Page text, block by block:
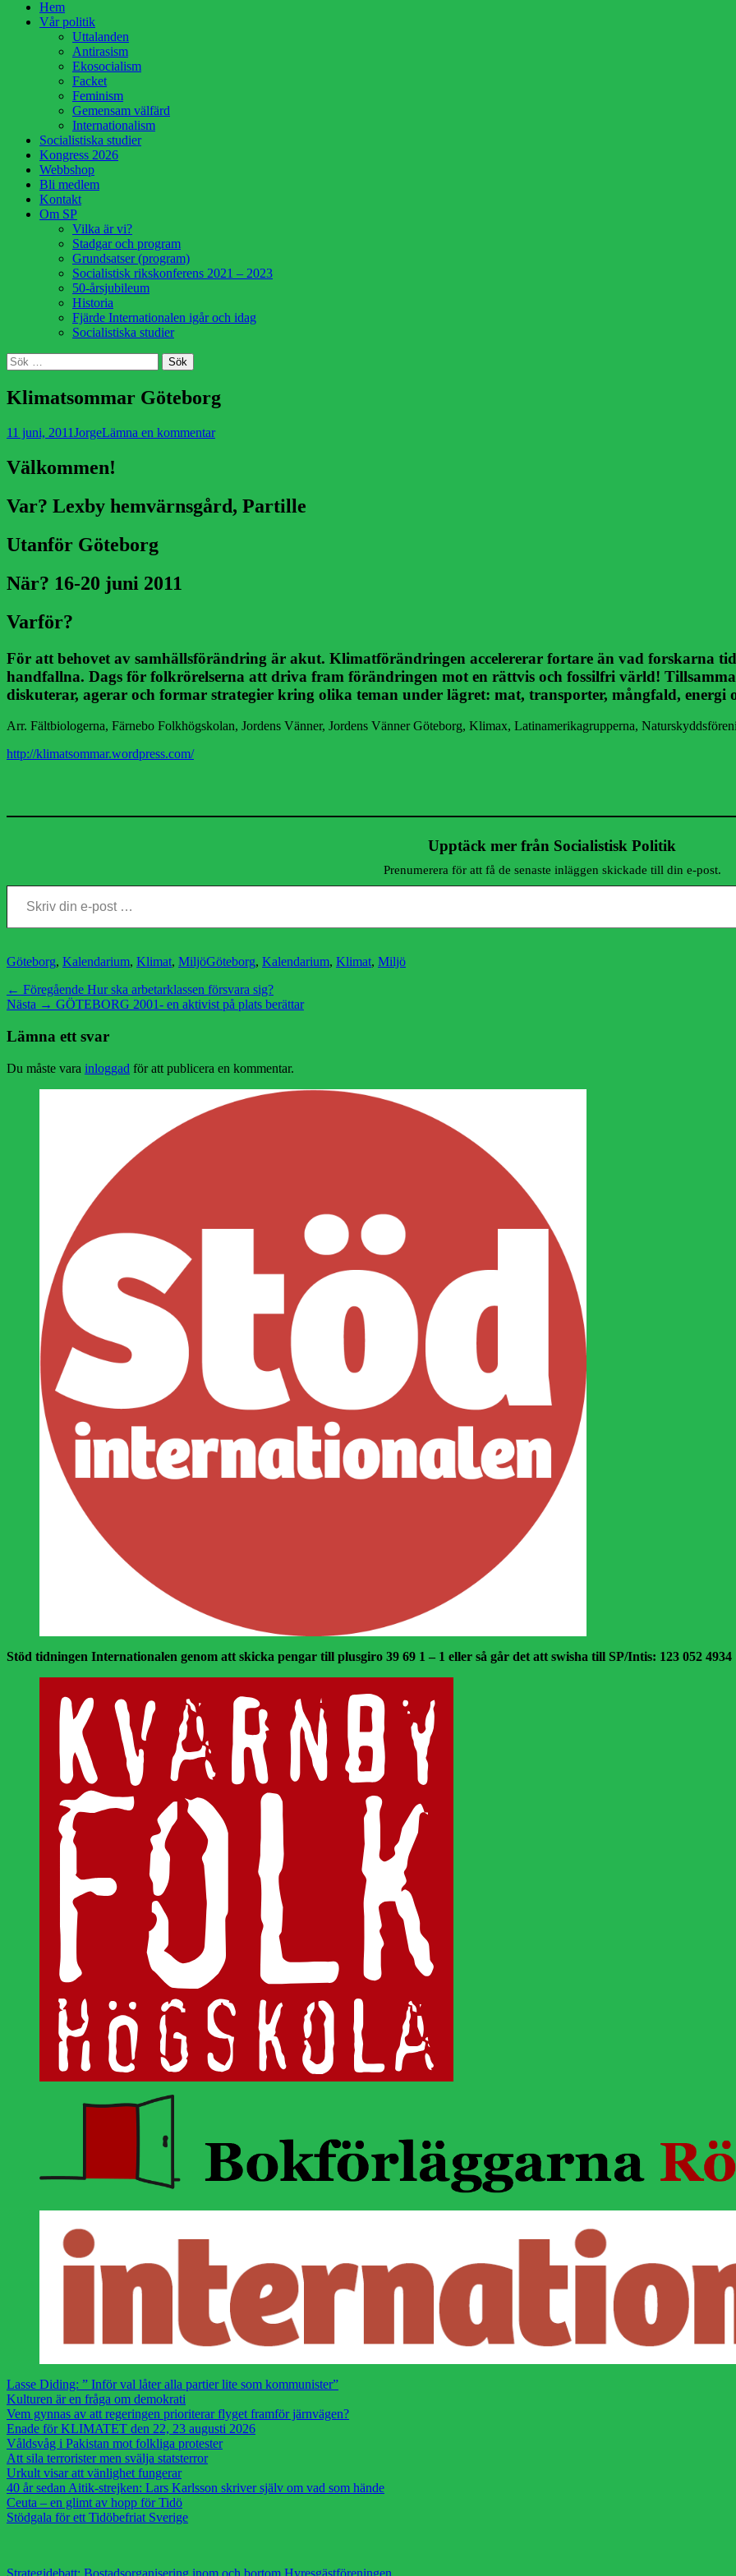
HoppaHem
Vår politik
Uttalanden
Antirasism
Ekosocialism
Facket
Feminism
Gemensam välfärd
Internationalism
Socialistiska studier
Kongress 2026
Webbshop
Bli medlem
Kontakt
Om SP
Vilka är vi?
Stadgar och program
Grundsatser (program)
Socialistisk rikskonferens 2021 – 2023
50-årsjubileum
Historia
Fjärde Internationalen igår och idag
Socialistiska studier
Sök
Sök
efter:
Klimatsommar Göteborg
Publicerad
11 juni, 2011 Författare
JorgeLämna en kommentar
Välkommen!
Var? Lexby hemvärnsgård, Partille
Utanför Göteborg
När? 16-20 juni 2011
Varför?
För att behovet av samhällsförändring är akut. Klimatförändringen accelererar fortare än vad forskarna
handfallna. Dags för folkrörelserna att driva fram förändringen mot en rättvis och fossilfri värld!
diskuterar, agerar och formar strategier kring olika teman under lägret: mat, transporter, mångfald,
Arr. Fältbiologerna, Färnebo Folkhögskolan, Jordens Vänner, Jordens Vänner Göteborg, Klimax, Latinamerikagrupperna,
http://klimatsommar.wordpress.com/
Upptäck mer från Socialistisk Politik
Prenumerera för att få de senaste inläggen skickade till din e-post.
Skriv din e-post …
Kategorier
Göteborg, Kalendarium, Klimat, MiljöEtiketter
Göteborg, Kalendarium, Klimat, Miljö
Inläggsnavigering
← Föregående Föregående
inlägg:
Hur ska arbetarklassen försvara sig?
Nästa → Nästa
GÖTEBORG 2001- en aktivist på plats berättar
Lämna ett svar
Du måste vara inloggad för att publicera en kommentar.
Stöd tidningen Internationalen genom att skicka pengar till plusgiro 39 69 1 – 1 eller så går det att swisha till SP/Intis: 123 052 4934
Lasse Diding: ” Inför val låter alla partier lite som kommunister”
Kulturen är en fråga om demokrati
Vem gynnas av att regeringen prioriterar flyget framför järnvägen?
Enade för KLIMATET den 22, 23 augusti 2026
Våldsvåg i Pakistan mot folkliga protester
Att sila terrorister men svälja statsterror
Urkult visar att vänlighet fungerar
40 år sedan Aitik-strejken: Lars Karlsson skriver själv om vad som hände
Ceuta – en glimt av hopp för Tidö
Stödgala för ett Tidöbefriat Sverige